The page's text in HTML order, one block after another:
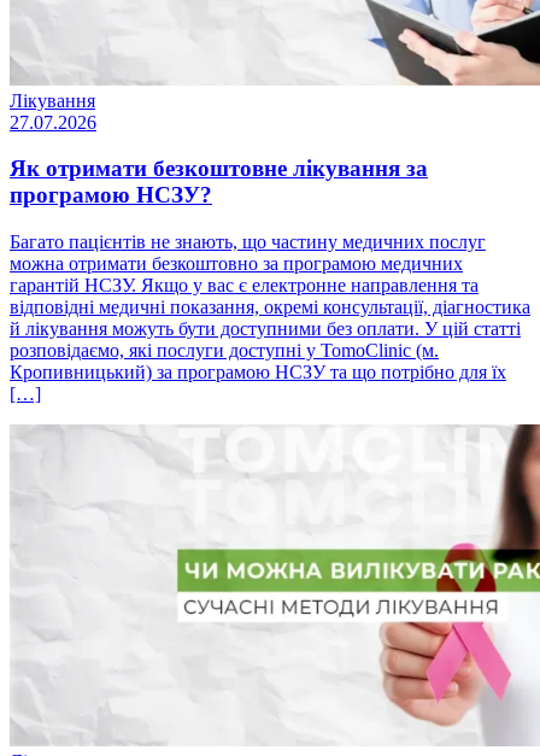
Лікування
27.07.2026
Як отримати безкоштовне лікування за
програмою НСЗУ?
Багато пацієнтів не знають, що частину медичних послуг
можна отримати безкоштовно за програмою медичних
гарантій НСЗУ. Якщо у вас є електронне направлення та
відповідні медичні показання, окремі консультації, діагностика
й лікування можуть бути доступними без оплати. У цій статті
розповідаємо, які послуги доступні у TomoClinic (м.
Кропивницький) за програмою НСЗУ та що потрібно для їх
[…]